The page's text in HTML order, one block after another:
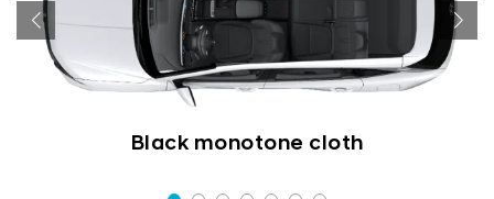
Black monotone cloth